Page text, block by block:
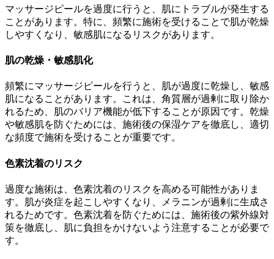
マッサージピールを過度に行うと、肌にトラブルが発生する
ことがあります。特に、頻繁に施術を受けることで肌が乾燥
しやすくなり、敏感肌になるリスクがあります。
肌の乾燥・敏感肌化
頻繁にマッサージピールを行うと、肌が過度に乾燥し、敏感
肌になることがあります。これは、角質層が過剰に取り除か
れるため、肌のバリア機能が低下することが原因です。乾燥
や敏感肌を防ぐためには、施術後の保湿ケアを徹底し、適切
な頻度で施術を受けることが重要です。
色素沈着のリスク
過度な施術は、色素沈着のリスクを高める可能性がありま
す。肌が炎症を起こしやすくなり、メラニンが過剰に生成さ
れるためです。色素沈着を防ぐためには、施術後の紫外線対
策を徹底し、肌に負担をかけないよう注意することが必要で
す。